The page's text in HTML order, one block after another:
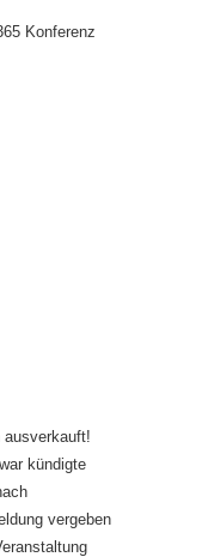
Konferenz
ausverkauft!
kündigte
vergeben